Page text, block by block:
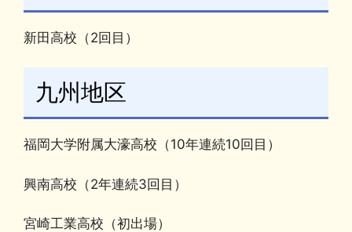
新田高校（2回目）
九州地区
福岡大学附属大濠高校（10年連続10回目）
興南高校（2年連続3回目）
宮崎工業高校（初出場）